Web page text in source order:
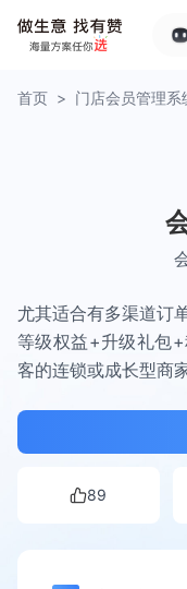
首页 > 门店会员管理系
尤其适合有多渠道订
等级权益+升级礼包
客的连锁或成长型商家
89